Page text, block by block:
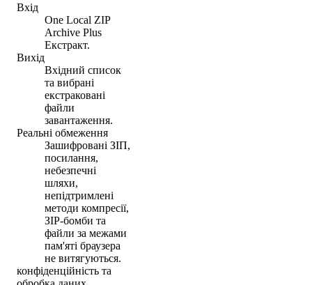
Вхід
One Local ZIP
Archive Plus
Екстракт.
Вихід
Вхідний список
та вибрані
екстраковані
файли
завантаження.
Реальні обмеження
Зашифровані ЗІП,
посилання,
небезпечні
шляхи,
непідтримлені
методи компресії,
ЗІP-бомби та
файли за межами
пам'яті браузера
не витягуються.
конфіденційність та